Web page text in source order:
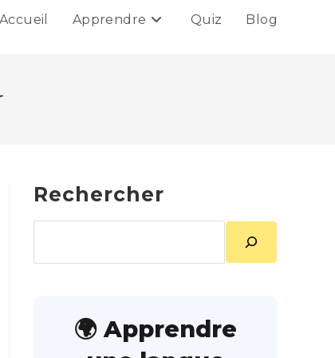
Accueil Apprendre Quiz Blog
Rechercher
🌍 Apprendre